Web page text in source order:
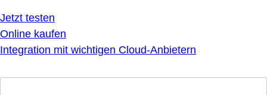
Jetzt testen
Online kaufen
Integration mit wichtigen Cloud-Anbietern